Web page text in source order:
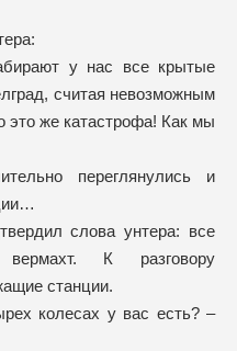
у нас все крытые
считая невозможным
же катастрофа! Как мы
переглянулись и
слова унтера: все
К разговору
станции.
колесах у вас есть? –